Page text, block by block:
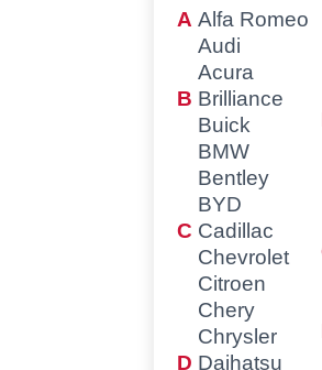
Alfa Romeo
Audi
Acura
Brilliance
Buick
BMW
Bentley
BYD
Cadillac
Chevrolet
Citroen
Chery
Chrysler
Daihatsu